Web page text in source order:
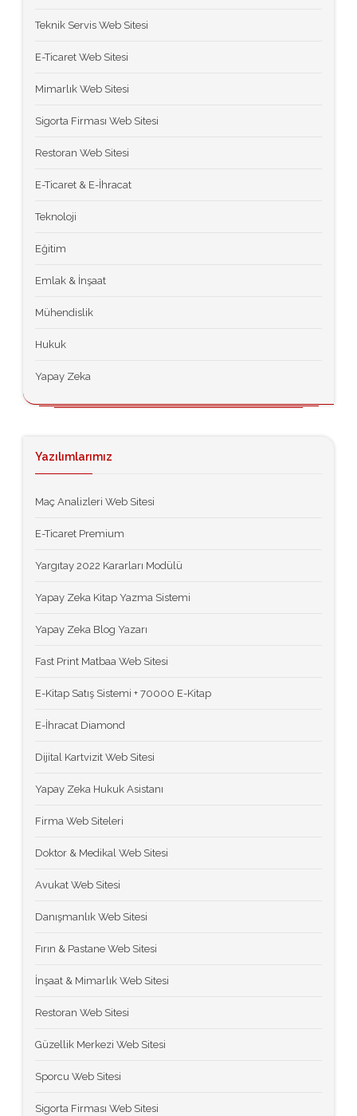
Teknik Servis Web Sitesi
E-Ticaret Web Sitesi
Mimarlık Web Sitesi
Sigorta Firması Web Sitesi
Restoran Web Sitesi
E-Ticaret & E-İhracat
Teknoloji
Eğitim
Emlak & İnşaat
Mühendislik
Hukuk
Yapay Zeka
Yazılımlarımız
Maç Analizleri Web Sitesi
E-Ticaret Premium
Yargıtay 2022 Kararları Modülü
Yapay Zeka Kitap Yazma Sistemi
Yapay Zeka Blog Yazarı
Fast Print Matbaa Web Sitesi
E-Kitap Satış Sistemi + 70000 E-Kitap
E-İhracat Diamond
Dijital Kartvizit Web Sitesi
Yapay Zeka Hukuk Asistanı
Firma Web Siteleri
Doktor & Medikal Web Sitesi
Avukat Web Sitesi
Danışmanlık Web Sitesi
Fırın & Pastane Web Sitesi
İnşaat & Mimarlık Web Sitesi
Restoran Web Sitesi
Güzellik Merkezi Web Sitesi
Sporcu Web Sitesi
Sigorta Firması Web Sitesi